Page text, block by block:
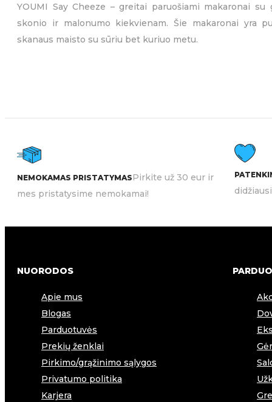
ieško greito bei skanaus sprendimo bet kuriuo
YOUMI Say Cheeze – greitai paruošiami makaronai
skonio ir malonumo kiekvienam. Šie makaronai yra
skanaus maisto su sūriu bet kuriuo metu.
NEMOKAMAS PRISTATYMASPirkite už 30 eur ir
mes pristatysime nemokamai!
NUORODOS
Apie mus
Blogas
Parduotuvės
Prekių ženklai
Pirkimo/grąžinimo sąlygos
Privatumo politika
Karjera